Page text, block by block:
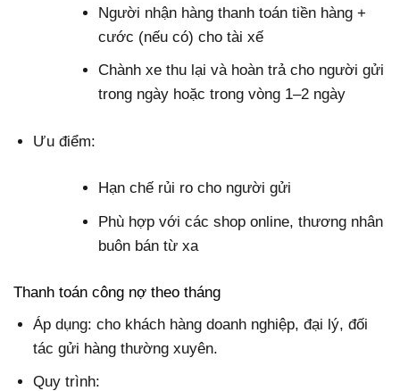
Người nhận hàng thanh toán tiền hàng +
cước (nếu có) cho tài xế
Chành xe thu lại và hoàn trả cho người gửi
trong ngày hoặc trong vòng 1–2 ngày
Ưu điểm:
Hạn chế rủi ro cho người gửi
Phù hợp với các shop online, thương nhân
buôn bán từ xa
Thanh toán công nợ theo tháng
Áp dụng: cho khách hàng doanh nghiệp, đại lý, đối
tác gửi hàng thường xuyên.
Quy trình: